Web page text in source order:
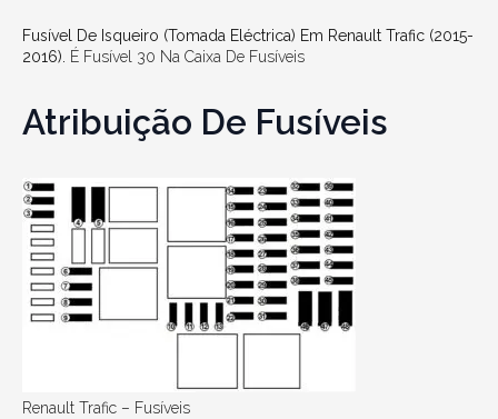
Fusível De Isqueiro (tomada Eléctrica) Em Renault Trafic (2015-
2016).
É Fusível 30 Na Caixa De Fusíveis
Atribuição De Fusíveis
Renault Trafic – Fusíveis